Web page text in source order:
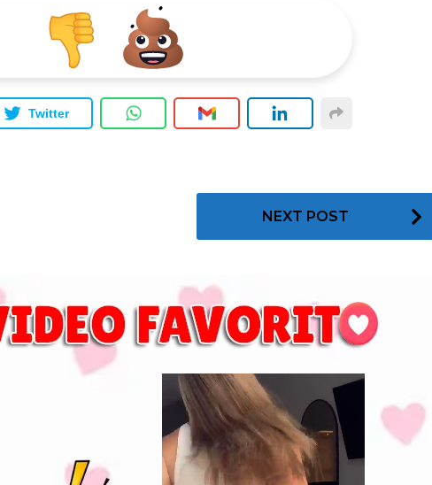
Twitter
NEXT POST